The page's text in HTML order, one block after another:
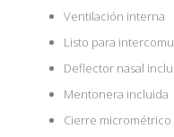
Ventilación interna
Listo para
Deflector nasal
Mentonera incluida
Cierre micrométrico